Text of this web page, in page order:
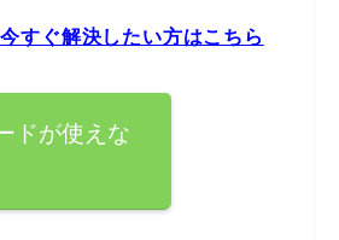
すぐ解決したい方はこちら
ドが使えな